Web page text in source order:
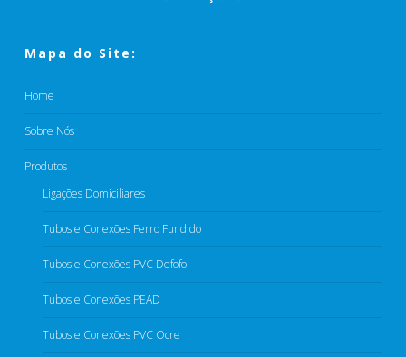
Mapa do Site:
Home
Sobre Nós
Produtos
Ligações Domiciliares
Tubos e Conexões Ferro Fundido
Tubos e Conexões PVC Defofo​
Tubos e Conexões PEAD​
Tubos e Conexões PVC Ocre​